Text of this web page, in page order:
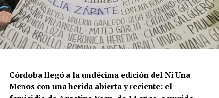
Córdoba llegó a la undécima edición del Ni Una
Menos con una herida abierta y reciente: el